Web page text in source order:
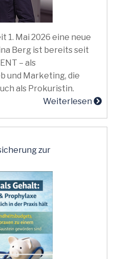
1. Mai 2026 eine neue
Berg ist bereits seit
– als
und Marketing, die
als Prokuristin.
Weiterlesen
zur